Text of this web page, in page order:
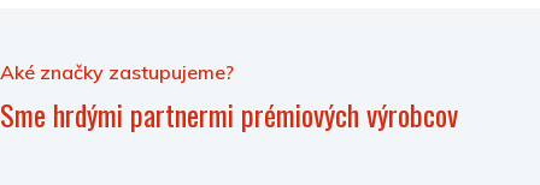
Aké značky zastupujeme?
Sme hrdými partnermi prémiových výrobcov